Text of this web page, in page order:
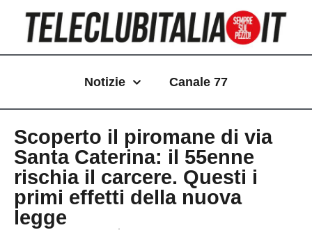
contenuto
Notizie Canale 77
Scoperto il piromane di via
Santa Caterina: il 55enne
rischia il carcere. Questi i
primi effetti della nuova
legge